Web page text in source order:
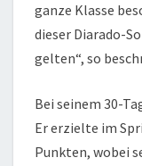
ganze Klasse
dieser Diarado-
gelten“, so
Bei seinem 30-
Er erzielte im
Punkten, wobei